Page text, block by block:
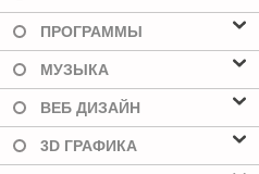
ПРОГРАММЫ
МУЗЫКА
ВЕБ ДИЗАЙН
3D ГРАФИКА